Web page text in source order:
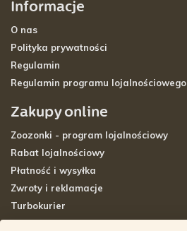
Informacje
O nas
Polityka prywatności
Regulamin
Regulamin programu lojalnościowego
Zakupy online
Zoozonki - program lojalnościowy
Rabat lojalnościowy
Płatność i wysyłka
Zwroty i reklamacje
Turbokurier